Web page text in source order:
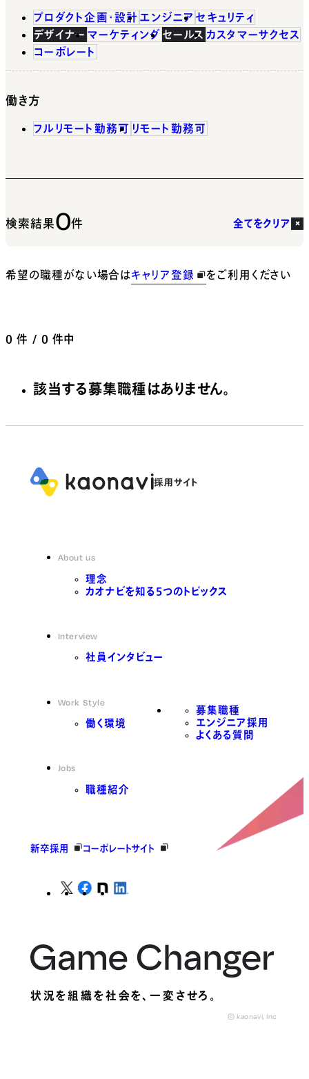
プロダクト企画・設計 エンジニア セキュリティ
デザイナー マーケティング セールス カスタマーサクセス
コーポレート
働き方
フルリモート勤務可 リモート勤務可
検索結果0件 全てをクリア
希望の職種がない場合はキャリア登録 をご利用ください
0 件 / 0 件中
該当する募集職種はありません。
About us
理念
カオナビを知る5つのトピックス
Interview
社員インタビュー
Work Style
働く環境
Jobs
職種紹介
募集職種
エンジニア採用
よくある質問
新卒採用 コーポレートサイト
状況を組織を社会を、一変させろ。
© kaonavi, Inc